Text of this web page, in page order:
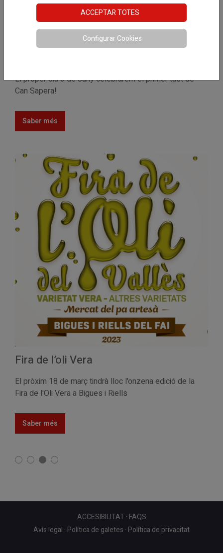
El proper dia 3 de Juny celebrarem el primer tast de
Can Sapera!
Saber més
Fira de l’oli Vera
El pròxim 18 de març tindrà lloc l'onzena edició de la
Fira de l'Oli Vera a Bigues i Riells
Saber més
ACCESIBILITAT · FAQS
Avís legal · Política de galetes · Política de privacitat
ACCEPTAR TOTES
Configurar Cookies